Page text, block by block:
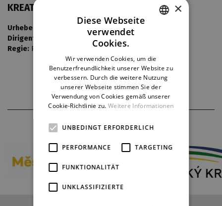
KREATIV
Urheber von Musik:
Dirigent:
Regie: Petr Klotz
THEATERPARTNER
GERMAN
×
Diese Webseite
verwendet
Cookies.
Wir verwenden Cookies, um die
Benutzerfreundlichkeit unserer Website zu
verbessern. Durch die weitere Nutzung
unserer Webseite stimmen Sie der
Verwendung von Cookies gemäß unserer
Cookie-Richtlinie zu. Weitere Informationen
UNBEDINGT ERFORDERLICH
PERFORMANCE TARGETING
FUNKTIONALITÄT
UNKLASSIFIZIERTE